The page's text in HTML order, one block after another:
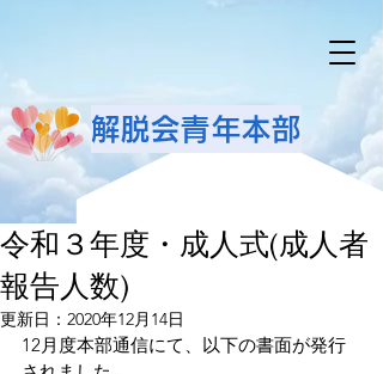
解脱会青年本部
令和３年度・成人式(成人者
報告人数)
更新日： 2020年12月14日
12月度本部通信にて、以下の書面が発行